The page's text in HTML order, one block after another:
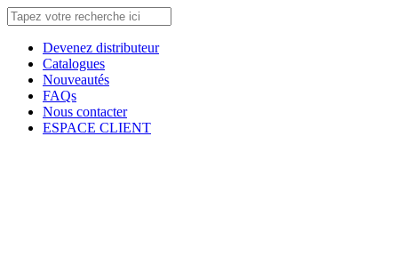
Devenez distributeur
Catalogues
Nouveautés
FAQs
Nous contacter
ESPACE CLIENT